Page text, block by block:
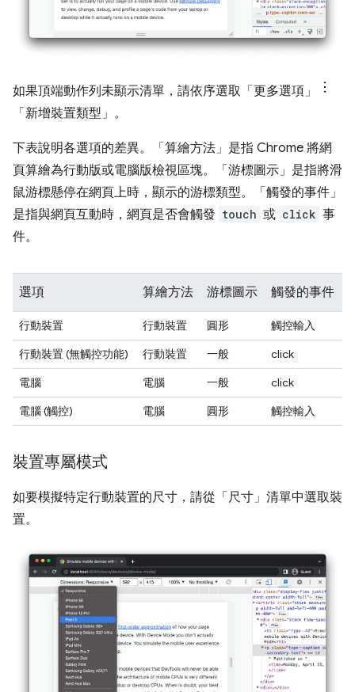
如果頂端動作列未顯示清單，請依序選取「更多選項」
「新增裝置類型」 。
下表說明各選項的差異。「算繪方法」 是指 Chrome 將網
頁算繪為行動版或電腦版檢視區塊。「游標圖示」 是指將滑
鼠游標懸停在網頁上時，顯示的游標類型。「觸發的事件」
是指與網頁互動時，網頁是否會觸發 touch 或 click 事
件。
選項 算繪方法 游標圖示 觸發的事件
行動裝置 行動裝置 圓形
觸控輸入
行動裝置 (無觸控功能)
行動裝置 一般
click
電腦
電腦 一般
click
電腦 (觸控)
電腦 圓形 觸控輸入
裝置專屬模式
如要模擬特定行動裝置的尺寸，請從「尺寸」 清單中選取裝
置。